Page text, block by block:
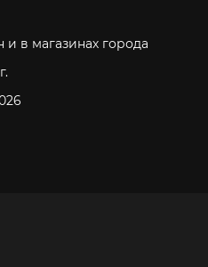
в магазинах города